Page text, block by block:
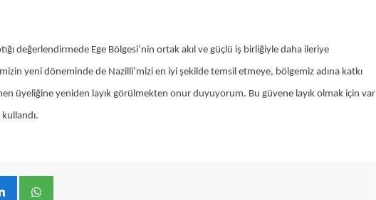
değerlendirmede Ege Bölgesi’nin ortak akıl ve güçlü iş birliğiyle daha ileriye
yeni döneminde de Nazilli’mizi en iyi şekilde temsil etmeye, bölgemiz adına katkı
üyeliğine yeniden layık görülmekten onur duyuyorum. Bu güvene layık olmak için var